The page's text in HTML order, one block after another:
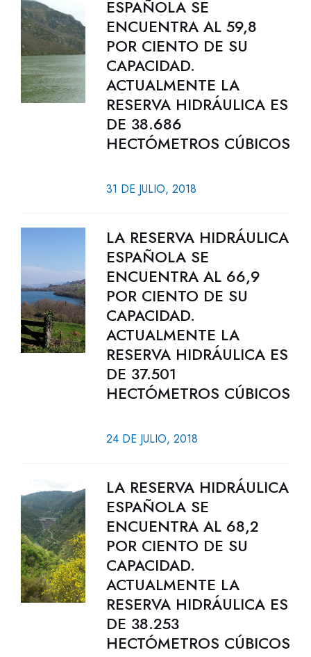
ESPAÑOLA SE
ENCUENTRA AL 59,8
POR CIENTO DE SU
CAPACIDAD.
ACTUALMENTE LA
RESERVA HIDRÁULICA ES
DE 38.686
HECTÓMETROS CÚBICOS
31 DE JULIO, 2018
LA RESERVA HIDRÁULICA
ESPAÑOLA SE
ENCUENTRA AL 66,9
POR CIENTO DE SU
CAPACIDAD.
ACTUALMENTE LA
RESERVA HIDRÁULICA ES
DE 37.501
HECTÓMETROS CÚBICOS
24 DE JULIO, 2018
LA RESERVA HIDRÁULICA
ESPAÑOLA SE
ENCUENTRA AL 68,2
POR CIENTO DE SU
CAPACIDAD.
ACTUALMENTE LA
RESERVA HIDRÁULICA ES
DE 38.253
HECTÓMETROS CÚBICOS